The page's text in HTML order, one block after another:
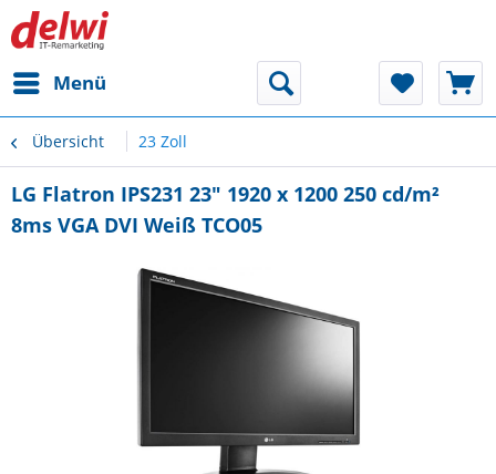
Menü
Übersicht 23 Zoll
LG Flatron IPS231 23" 1920 x 1200 250 cd/m²
8ms VGA DVI Weiß TCO05